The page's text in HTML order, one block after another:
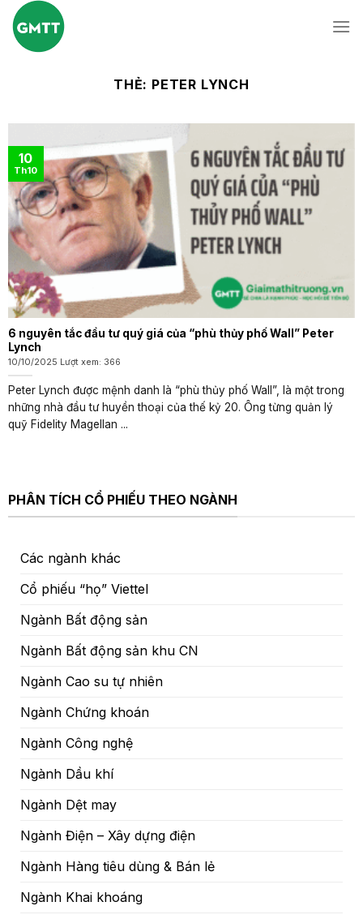
Skip
content
THẺ: PETER LYNCH
6 nguyên tắc đầu tư quý giá của “phù thủy phố Wall” Peter
Lynch
10/10/2025 Lượt xem: 366
Peter Lynch được mệnh danh là “phù thủy phố Wall”, là một trong
những nhà đầu tư huyền thoại của thế kỷ 20. Ông từng quản lý
quỹ Fidelity Magellan ...
10
Th10
PHÂN TÍCH CỔ PHIẾU THEO NGÀNH
Các ngành khác
Cổ phiếu “họ” Viettel
Ngành Bất động sản
Ngành Bất động sản khu CN
Ngành Cao su tự nhiên
Ngành Chứng khoán
Ngành Công nghệ
Ngành Dầu khí
Ngành Dệt may
Ngành Điện – Xây dựng điện
Ngành Hàng tiêu dùng & Bán lẻ
Ngành Khai khoáng